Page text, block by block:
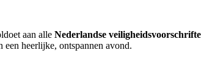
aan alle Nederlandse
een heerlijke, ontspannen avond.